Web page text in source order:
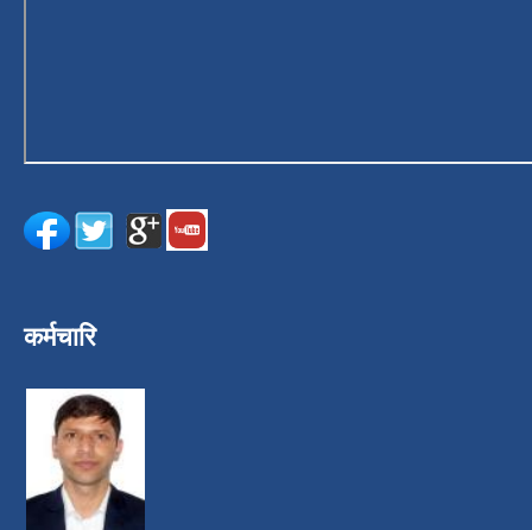
कर्मचारि